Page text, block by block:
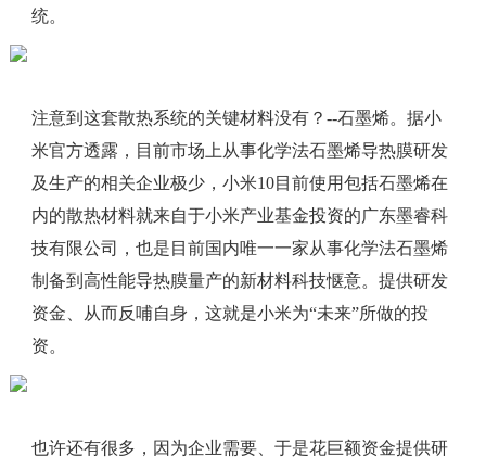
统。
注意到这套散热系统的关键材料没有？--石墨烯。据小
米官方透露，目前市场上从事化学法石墨烯导热膜研发
及生产的相关企业极少，小米10目前使用包括石墨烯在
内的散热材料就来自于小米产业基金投资的广东墨睿科
技有限公司，也是目前国内唯一一家从事化学法石墨烯
制备到高性能导热膜量产的新材料科技惬意。提供研发
资金、从而反哺自身，这就是小米为“未来”所做的投
资。
也许还有很多，因为企业需要、于是花巨额资金提供研